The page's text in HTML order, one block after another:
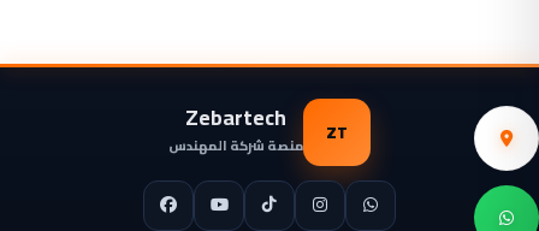
ZT
Zebartech
منصة شركة المهندس